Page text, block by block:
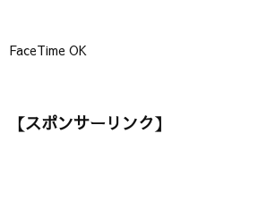
FaceTime OK
【スポンサーリンク】